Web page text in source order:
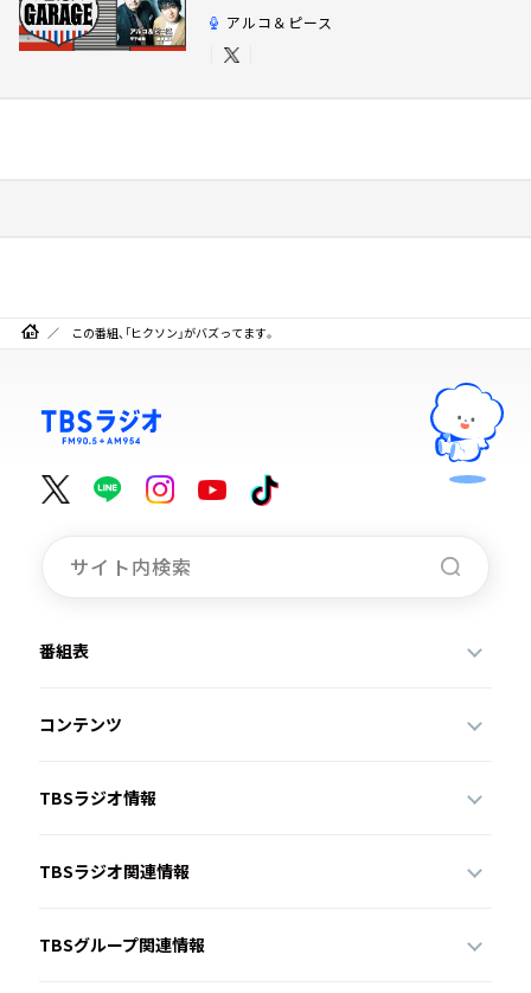
アルコ＆ピース
この番組、「ヒクソン」がバズってます。
番組表
コンテンツ
TBSラジオ情報
TBSラジオ関連情報
TBSグループ関連情報